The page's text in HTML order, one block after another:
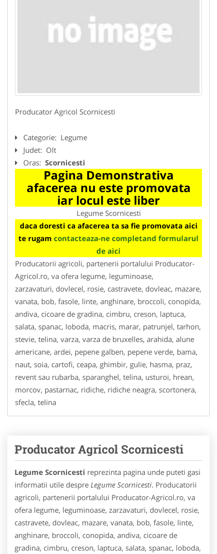
Producator Agricol Scornicesti
Categorie: Legume
Judet: Olt
Oras: Scornicesti
Pagina Demonstrativa
afacerea nu este promovata
iar locul este liber
Legume Scornicesti
daca doresti ca afacerea ta sa fie promovata aici
te rugam contacteaza-ne completand formularul
de aici
Producatorii agricoli, partenerii portalului Producator-
Agricol.ro, va ofera legume, leguminoase,
zarzavaturi, dovlecel, rosie, castravete, dovleac, mazare,
vanata, bob, fasole, linte, anghinare, broccoli, conopida,
andiva, cicoare de gradina, cimbru, creson, laptuca,
salata, spanac, loboda, macris, marar, patrunjel, tarhon,
stevie, telina, varza, varza de bruxelles, arahida, alune
americane, ardei, pepene galben, pepene verde, bama,
naut, soia, cartofi, ceapa, ghimbir, gulie, hasma, praz,
revent sau rubarba, sparanghel, telina, usturoi, hrean,
morcov, pastarnac, ridiche, ridiche neagra, scortonera,
sfecla, telina
Producator Agricol Scornicesti
Legume Scornicesti reprezinta pagina unde puteti gasi
informatii utile despre Legume Scornicesti. Producatorii
agricoli, partenerii portalului Producator-Agricol.ro, va
ofera legume, leguminoase, zarzavaturi, dovlecel, rosie,
castravete, dovleac, mazare, vanata, bob, fasole, linte,
anghinare, broccoli, conopida, andiva, cicoare de
gradina, cimbru, creson, laptuca, salata, spanac, loboda,